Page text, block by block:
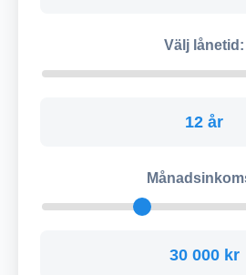
Välj lånetid:
12 år
30 000 kr